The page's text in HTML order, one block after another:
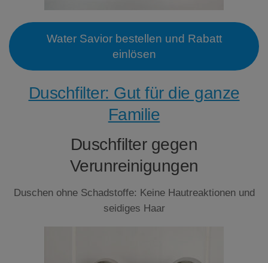
Water Savior bestellen und Rabatt
einlösen
Duschfilter: Gut für die ganze
Familie
Duschfilter gegen
Verunreinigungen
Duschen ohne Schadstoffe: Keine Hautreaktionen und
seidiges Haar